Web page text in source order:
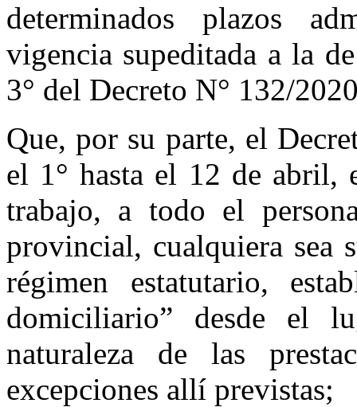
determinados plazos
vigencia supeditada a la
3° del Decreto N° 132/
Que, por su parte, el
el 1° hasta el 12 de abril,
trabajo, a todo el
provincial, cualquiera sea
régimen estatutario,
domiciliario” desde el
naturaleza de las
excepciones allí previstas;